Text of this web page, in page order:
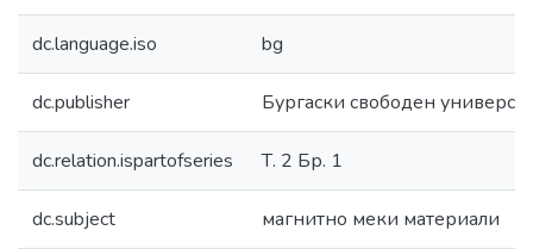
dc.language.iso bg
dc.publisher Бургаски свободен
dc.relation.ispartofseries Т. 2 Бр. 1
dc.subject магнитно меки материали